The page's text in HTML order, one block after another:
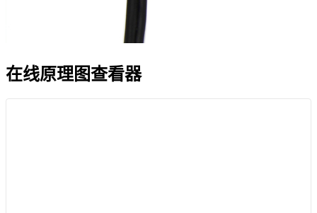
在线原理图查看器